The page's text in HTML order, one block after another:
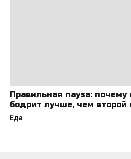
Правильная пауза: почему
бодрит лучше, чем второй
Еда